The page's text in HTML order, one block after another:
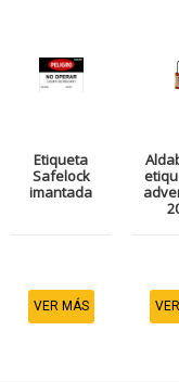
Etiqueta
Safelock
imantada
VER MÁS